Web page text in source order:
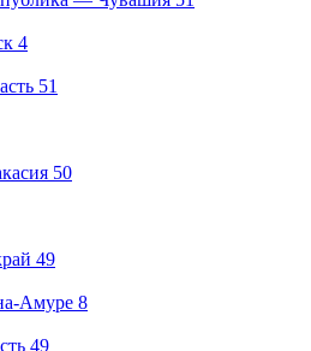
4
51
50
49
Амуре 8
49